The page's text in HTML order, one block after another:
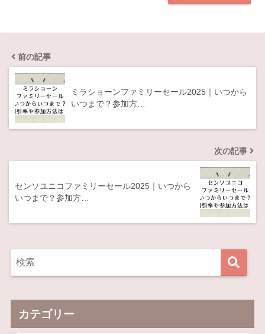
前の記事
ミラショーンファミリーセール2025｜いつから
いつまで？参加方…
次の記事
センソユニコファミリーセール2025｜いつから
いつまで？参加方…
カテゴリー